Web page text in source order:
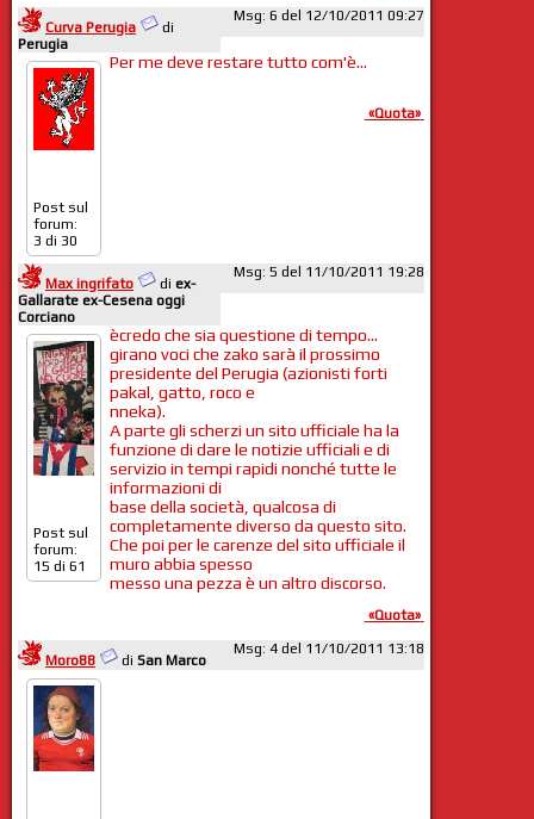
Curva Perugia
di
Perugia
Msg: 6 del 12/10/2011 09:27
Post sul
forum:
3 di 30
Per me deve restare tutto com'è...
«Quota»
Max ingrifato di ex-
Gallarate ex-Cesena oggi
Corciano
Msg: 5 del 11/10/2011 19:28
Post sul
forum:
15 di 61
ècredo che sia questione di tempo...
girano voci che zako sarà il prossimo
presidente del Perugia (azionisti forti
pakal, gatto, roco e
nneka).
A parte gli scherzi un sito ufficiale ha la
funzione di dare le notizie ufficiali e di
servizio in tempi rapidi nonché tutte le
informazioni di
base della società, qualcosa di
completamente diverso da questo sito.
Che poi per le carenze del sito ufficiale il
muro abbia spesso
messo una pezza è un altro discorso.
«Quota»
Moro88 di San Marco
Msg: 4 del 11/10/2011 13:18